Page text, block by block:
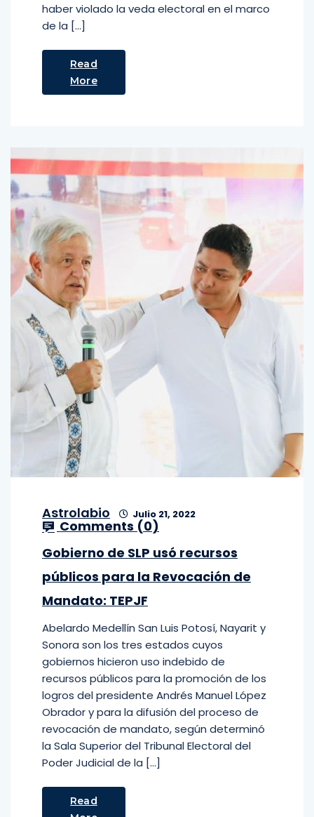
haber violado la veda electoral en el marco
de la […]
Read
More
Astrolabio Julio 21, 2022
Comments (0)
Gobierno de SLP usó recursos
públicos para la Revocación de
Mandato: TEPJF
Abelardo Medellín San Luis Potosí, Nayarit y
Sonora son los tres estados cuyos
gobiernos hicieron uso indebido de
recursos públicos para la promoción de los
logros del presidente Andrés Manuel López
Obrador y para la difusión del proceso de
revocación de mandato, según determinó
la Sala Superior del Tribunal Electoral del
Poder Judicial de la […]
Read